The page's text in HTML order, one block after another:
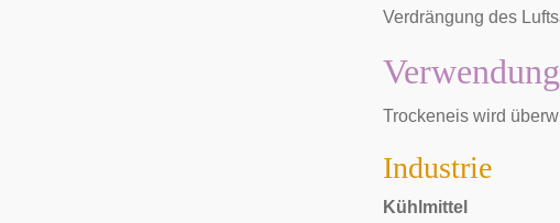
Verdrängung des
Verwendung
Trockeneis wird
Industrie
Kühlmittel